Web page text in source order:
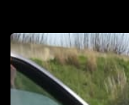
Filmy
Seriály